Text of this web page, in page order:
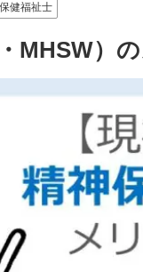
健福祉士
MHSW）